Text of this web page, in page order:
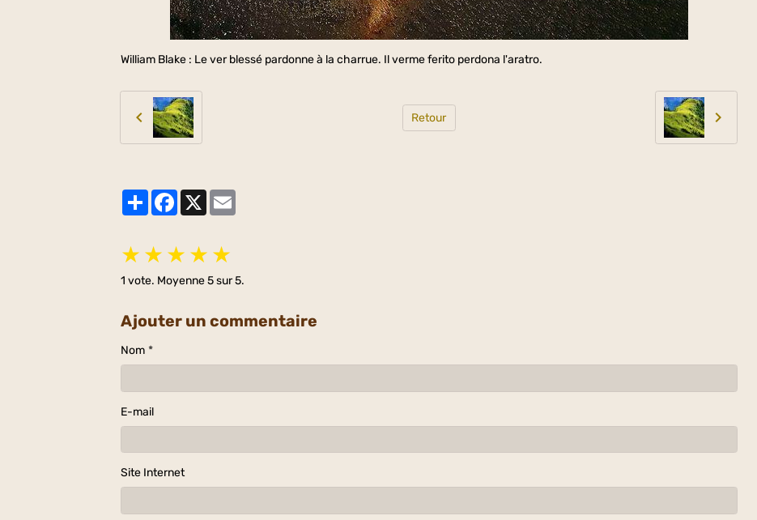
William Blake : Le ver blessé pardonne à la charrue. Il verme ferito perdona l'aratro.
Retour
PartagerFacebook
X
★ ★ ★ ★ ★
1 vote. Moyenne5sur 5.
Ajouter un commentaire
Nom
E-mail
Site Internet